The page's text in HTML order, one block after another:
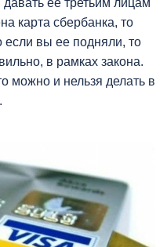
давать ее третьим лицам
карта сбербанка, то
вы ее подняли, то
в рамках закона.
можно и нельзя делать в